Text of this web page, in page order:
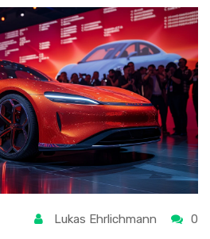
Lukas Ehrlichmann 0